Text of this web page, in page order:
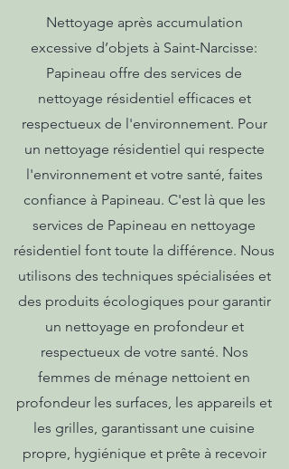
Nettoyage après accumulation
excessive d’objets à Saint-Narcisse:
Papineau offre des services de
nettoyage résidentiel efficaces et
respectueux de l'environnement. Pour
un nettoyage résidentiel qui respecte
l'environnement et votre santé, faites
confiance à Papineau. C'est là que les
services de Papineau en nettoyage
résidentiel font toute la différence. Nous
utilisons des techniques spécialisées et
des produits écologiques pour garantir
un nettoyage en profondeur et
respectueux de votre santé. Nos
femmes de ménage nettoient en
profondeur les surfaces, les appareils et
les grilles, garantissant une cuisine
propre, hygiénique et prête à recevoir